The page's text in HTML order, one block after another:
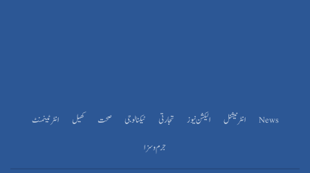
News انٹرنیشنل الیکشن نیوز تجارتی ٹیکنالوجی صحت کھیل
انٹرٹینمنٹ
جرم و سزا